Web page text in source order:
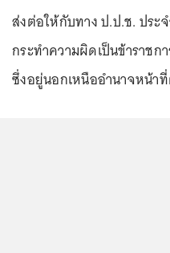
ส่งต่อให้กับทาง ป.ป.ช. ประ
กระทำความผิดเป็นข้าราช
ซึ่งอยู่นอกเหนืออำนาจหน้า